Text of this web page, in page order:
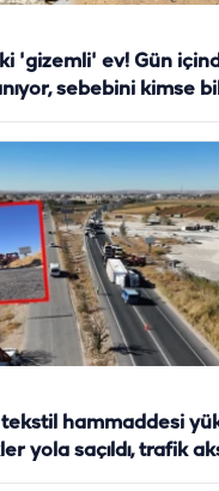
'gizemli' ev! Gün
sebebini kimse
tekstil hammaddesi
yola saçıldı, trafik